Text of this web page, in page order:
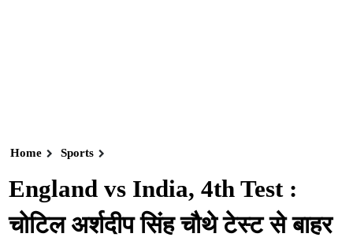
Home Sports
England vs India, 4th Test :
चोटिल अर्शदीप सिंह चौथे टेस्ट से बाहर